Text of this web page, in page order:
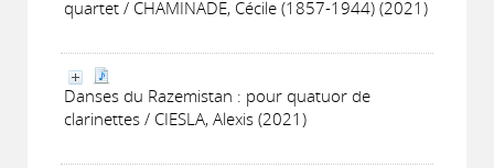
quartet / CHAMINADE, Cécile (1857-1944) (2021)
Danses du Razemistan : pour quatuor de
clarinettes / CIESLA, Alexis (2021)